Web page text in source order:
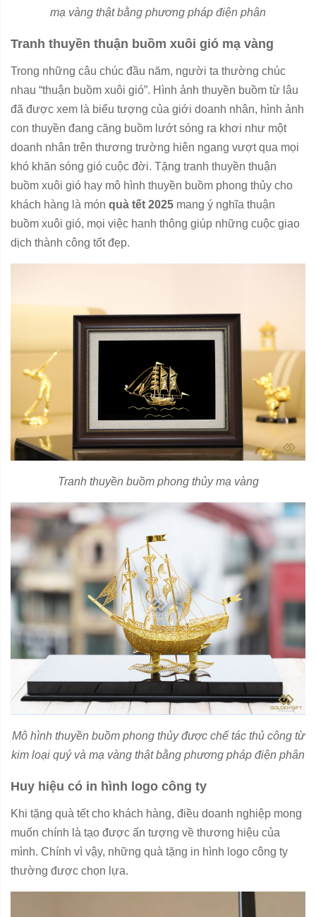
mạ vàng thật bằng phương pháp điện phân
Tranh thuyền thuận buồm xuôi gió mạ vàng
Trong những câu chúc đầu năm, người ta thường chúc
nhau “thuận buồm xuôi gió”. Hình ảnh thuyền buồm từ lâu
đã được xem là biểu tượng của giới doanh nhân, hình ảnh
con thuyền đang căng buồm lướt sóng ra khơi như một
doanh nhân trên thương trường hiên ngang vượt qua mọi
khó khăn sóng gió cuộc đời. Tặng tranh thuyền thuận
buồm xuôi gió hay mô hình thuyền buồm phong thủy cho
khách hàng là món quà tết 2025 mang ý nghĩa thuận
buồm xuôi gió, mọi việc hanh thông giúp những cuộc giao
dịch thành công tốt đẹp.
Tranh thuyền buồm phong thủy mạ vàng
Mô hình thuyền buồm phong thủy được chế tác thủ công từ
kim loại quý và mạ vàng thật bằng phương pháp điện phân
Huy hiệu có in hình logo công ty
Khi tặng quà tết cho khách hàng, điều doanh nghiệp mong
muốn chính là tạo được ấn tượng về thương hiệu của
mình. Chính vì vậy, những quà tặng in hình logo công ty
thường được chọn lựa.